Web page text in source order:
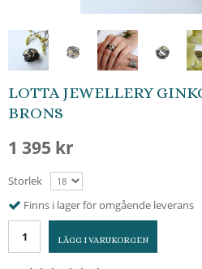
LOTTA JEWELLERY
BRONS
1 395 kr
Storlek
Finns i lager för omgående leverans
LÄGG I VARUKORGEN